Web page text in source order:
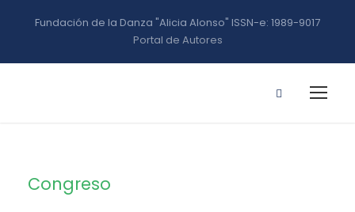
Fundación de la Danza "Alicia Alonso" ISSN-e: 1989-9017
Portal de Autores
Congreso